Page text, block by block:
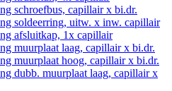
schroefbus, capillair x bi.dr.
soldeerring, uitw. x inw. capillair
afsluitkap, 1x capillair
muurplaat laag, capillair x bi.dr.
muurplaat hoog, capillair x bi.dr.
dubb. muurplaat laag, capillair x